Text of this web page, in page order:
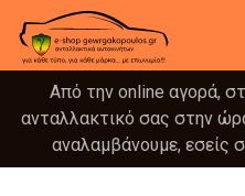
Από την online αγορά,
ανταλλακτικό σας στην
αναλαμβάνουμε, εσείς